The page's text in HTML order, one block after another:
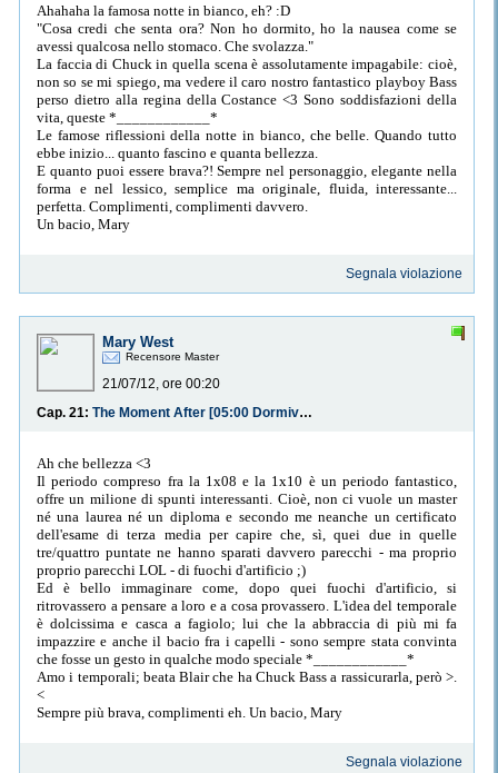
Ahahaha la famosa notte in bianco, eh? :D
"Cosa credi che senta ora? Non ho dormito, ho la nausea come se
avessi qualcosa nello stomaco. Che svolazza."
La faccia di Chuck in quella scena è assolutamente impagabile: cioè,
non so se mi spiego, ma vedere il caro nostro fantastico playboy Bass
perso dietro alla regina della Costance <3 Sono soddisfazioni della
vita, queste *____________*
Le famose riflessioni della notte in bianco, che belle. Quando tutto
ebbe inizio... quanto fascino e quanta bellezza.
E quanto puoi essere brava?! Sempre nel personaggio, elegante nella
forma e nel lessico, semplice ma originale, fluida, interessante...
perfetta. Complimenti, complimenti davvero.
Un bacio, Mary
Segnala violazione
Mary West
Recensore Master
21/07/12, ore 00:20
Cap. 21:
The Moment After [05:00 Dormiveglia]
Ah che bellezza <3
Il periodo compreso fra la 1x08 e la 1x10 è un periodo fantastico,
offre un milione di spunti interessanti. Cioè, non ci vuole un master
né una laurea né un diploma e secondo me neanche un certificato
dell'esame di terza media per capire che, sì, quei due in quelle
tre/quattro puntate ne hanno sparati davvero parecchi - ma proprio
proprio parecchi LOL - di fuochi d'artificio ;)
Ed è bello immaginare come, dopo quei fuochi d'artificio, si
ritrovassero a pensare a loro e a cosa provassero. L'idea del temporale
è dolcissima e casca a fagiolo; lui che la abbraccia di più mi fa
impazzire e anche il bacio fra i capelli - sono sempre stata convinta
che fosse un gesto in qualche modo speciale *____________*
Amo i temporali; beata Blair che ha Chuck Bass a rassicurarla, però >.
<
Sempre più brava, complimenti eh. Un bacio, Mary
Segnala violazione